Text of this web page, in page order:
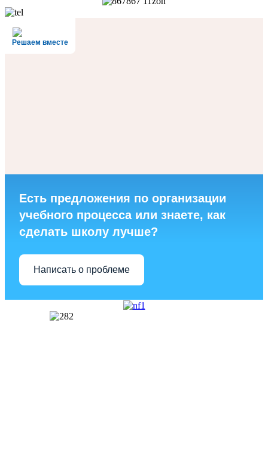
Решаем вместе
Есть предложения по организации
учебного процесса или знаете, как
сделать школу лучше?
Написать о проблеме